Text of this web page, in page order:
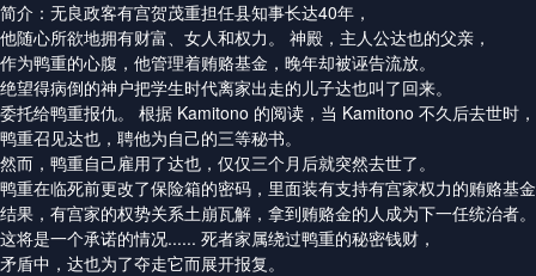
简介 ：无良政客有宫贺茂重担任县知事长达40年，
他随心所欲地拥有财富、女人和权力。 神殿，主人公达也的父亲，
作为鸭重的心腹，他管理着贿赂基金，晚年却被诬告流放。
绝望得病倒的神户把学生时代离家出走的儿子达也叫了回来。
委托给鸭重报仇。 根据 Kamitono 的阅读，当 Kamitono 不久后去世时，
鸭重召见达也，聘他为自己的三等秘书。
然而，鸭重自己雇用了达也，仅仅三个月后就突然去世了。
鸭重在临死前更改了保险箱的密码，里面装有支持有宫家权力的贿赂基
结果，有宫家的权势关系土崩瓦解，拿到贿赂金的人成为下一任统治者。
这将是一个承诺的情况...... 死者家属绕过鸭重的秘密钱财，
矛盾中，达也为了夺走它而展开报复。